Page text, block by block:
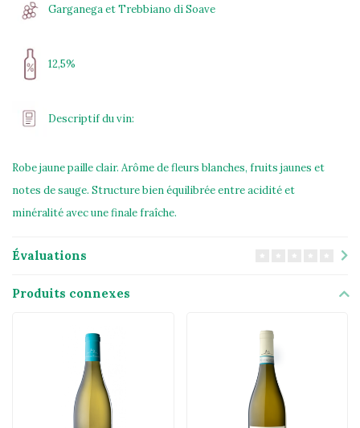
Garganega et Trebbiano di Soave
12,5%
Descriptif du vin:
Robe jaune paille clair. Arôme de fleurs blanches, fruits jaunes et
notes de sauge. Structure bien équilibrée entre acidité et
minéralité avec une finale fraîche.
Évaluations
Produits connexes